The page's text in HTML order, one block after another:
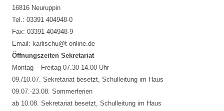
16816 Neuruppin
Tel.: 03391 404948-0
Fax: 03391 404948-9
Email: karlischu@t-online.de
Öffnungszeiten Sekretariat
Montag – Freitag 07.30-14.00 Uhr
09./10.07. Sekretariat besetzt, Schulleitung im Haus
09.07.-23.08. Sommerferien
ab 10.08. Sekretariat besetzt, Schulleitung im Haus